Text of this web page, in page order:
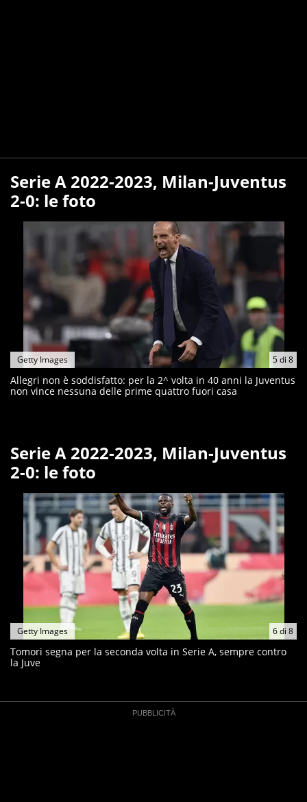
Serie A 2022-2023, Milan-Juventus
2-0: le foto
5di 8
Getty Images
Allegri non è soddisfatto: per la 2^ volta in 40 anni la Juventus
non vince nessuna delle prime quattro fuori casa
Serie A 2022-2023, Milan-Juventus
2-0: le foto
6di 8
Getty Images
Tomori segna per la seconda volta in Serie A, sempre contro
la Juve